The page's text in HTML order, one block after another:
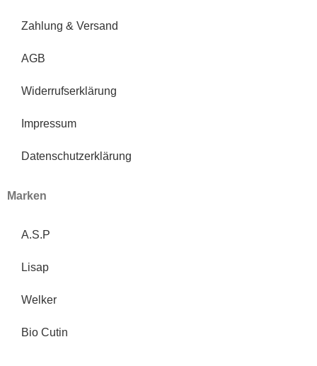
Zahlung & Versand
AGB
Widerrufserklärung
Impressum
Datenschutzerklärung
Marken
A.S.P
Lisap
Welker
Bio Cutin